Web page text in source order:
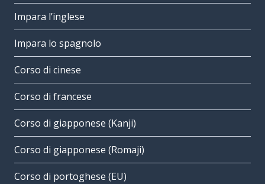
Impara l’inglese
Impara lo spagnolo
Corso di cinese
Corso di francese
Corso di giapponese (Kanji)
Corso di giapponese (Romaji)
Corso di portoghese (EU)